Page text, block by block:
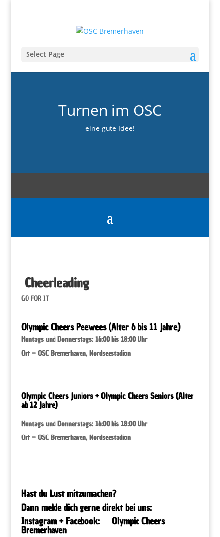
Select Page
Turnen im OSC
eine gute Idee!
Cheerleading
GO FOR IT
Olympic Cheers Peewees (Alter 6 bis 11 Jahre)
Montags und Donnerstags: 16:00 bis 18:00 Uhr
Ort – OSC Bremerhaven, Nordseestadion
Olympic Cheers Juniors +Olympic Cheers Seniors (Alter
ab 12 Jahre)
Montags und Donnerstags: 16:00 bis 18:00 Uhr
Ort – OSC Bremerhaven, Nordseestadion
Hast du Lust mitzumachen?
Dann melde dich gerne direkt bei uns:
Instagram + Facebook: Olympic Cheers
Bremerhaven